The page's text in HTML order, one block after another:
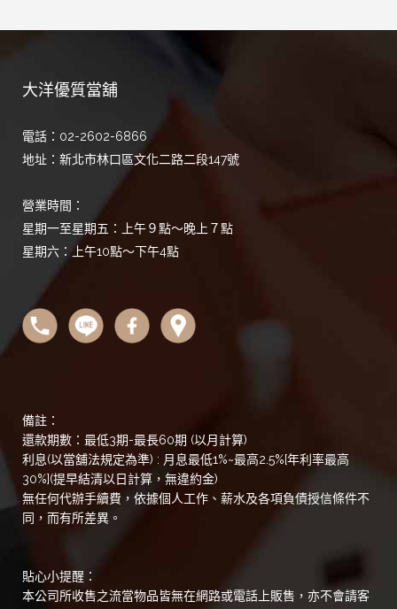
大洋優質當舖
電話：02-2602-6866
地址：新北市林口區文化二路二段147號
營業時間：
星期一至星期五：上午９點～晚上７點
星期六：上午10點～下午4點
備註：
還款期數：最低3期-最長60期 (以月計算)
利息(以當舖法規定為準) : 月息最低1%~最高2.5%[年利率最高
30%](提早結清以日計算，無違約金)
無任何代辦手續費，依據個人工作、薪水及各項負債授信條件不
同，而有所差異。
貼心小提醒：
本公司所收售之流當物品皆無在網路或電話上販售，亦不會請客